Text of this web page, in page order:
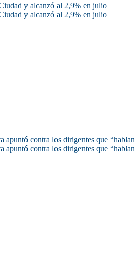
y alcanzó al 2,9% en julio
y alcanzó al 2,9% en julio
apuntó contra los dirigentes que
apuntó contra los dirigentes que